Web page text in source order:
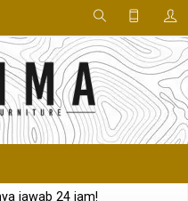
jawab 24 jam!